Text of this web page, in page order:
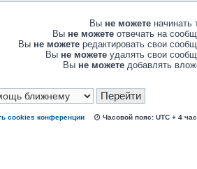
Вы не можете начинать
Вы не можете отвечать на
Вы не можете редактировать свои
Вы не можете удалять свои
Вы не можете добавлять
cookies конференции Часовой пояс: UTC + 4